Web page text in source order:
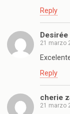
Reply
Desirée
21 marzo
Reply
cherie
21 marzo